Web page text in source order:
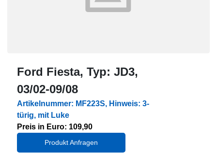
Ford Fiesta, Typ: JD3,
03/02-09/08
Artikelnummer: MF223S, Hinweis: 3-
türig, mit Luke
Preis in Euro: 109,90
Produkt Anfragen